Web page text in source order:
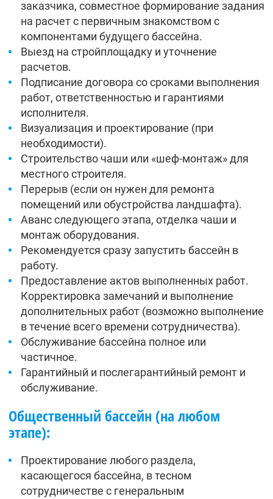
заказчика, совместное формирование задания
на расчет с первичным знакомством с
компонентами будущего бассейна.
Выезд на стройплощадку и уточнение
расчетов.
Подписание договора со сроками выполнения
работ, ответственностью и гарантиями
исполнителя.
Визуализация и проектирование (при
необходимости).
Строительство чаши или «шеф-монтаж» для
местного строителя.
Перерыв (если он нужен для ремонта
помещений или обустройства ландшафта).
Аванс следующего этапа, отделка чаши и
монтаж оборудования.
Рекомендуется сразу запустить бассейн в
работу.
Предоставление актов выполненных работ.
Корректировка замечаний и выполнение
дополнительных работ (возможно выполнение
в течение всего времени сотрудничества).
Обслуживание бассейна полное или
частичное.
Гарантийный и послегарантийный ремонт и
обслуживание.
Общественный бассейн (на любом
этапе):
Проектирование любого раздела,
касающегося бассейна, в тесном
сотрудничестве с генеральным